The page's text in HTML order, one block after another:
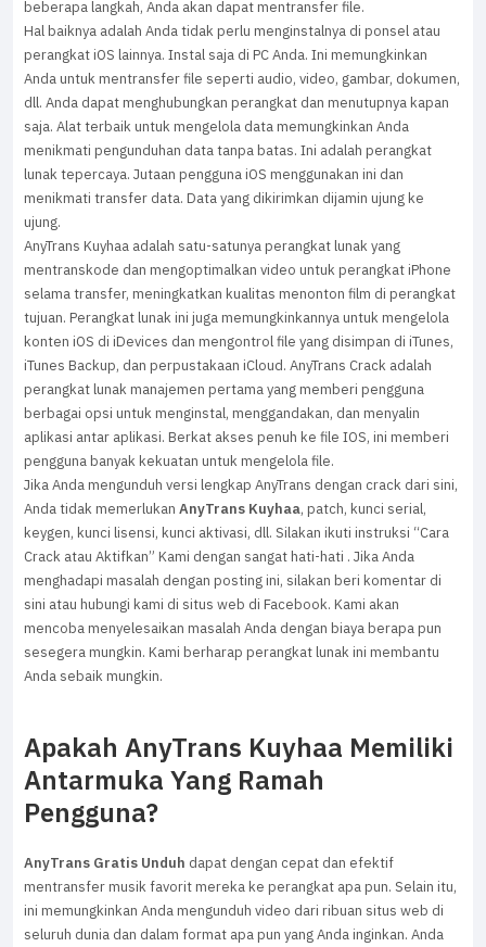
beberapa langkah, Anda akan dapat mentransfer file.
Hal baiknya adalah Anda tidak perlu menginstalnya di ponsel atau
perangkat iOS lainnya. Instal saja di PC Anda. Ini memungkinkan
Anda untuk mentransfer file seperti audio, video, gambar, dokumen,
dll. Anda dapat menghubungkan perangkat dan menutupnya kapan
saja. Alat terbaik untuk mengelola data memungkinkan Anda
menikmati pengunduhan data tanpa batas. Ini adalah perangkat
lunak tepercaya. Jutaan pengguna iOS menggunakan ini dan
menikmati transfer data. Data yang dikirimkan dijamin ujung ke
ujung.
AnyTrans Kuyhaa adalah satu-satunya perangkat lunak yang
mentranskode dan mengoptimalkan video untuk perangkat iPhone
selama transfer, meningkatkan kualitas menonton film di perangkat
tujuan. Perangkat lunak ini juga memungkinkannya untuk mengelola
konten iOS di iDevices dan mengontrol file yang disimpan di iTunes,
iTunes Backup, dan perpustakaan iCloud. AnyTrans Crack adalah
perangkat lunak manajemen pertama yang memberi pengguna
berbagai opsi untuk menginstal, menggandakan, dan menyalin
aplikasi antar aplikasi. Berkat akses penuh ke file IOS, ini memberi
pengguna banyak kekuatan untuk mengelola file.
Jika Anda mengunduh versi lengkap AnyTrans dengan crack dari sini,
Anda tidak memerlukan AnyTrans Kuyhaa, patch, kunci serial,
keygen, kunci lisensi, kunci aktivasi, dll. Silakan ikuti instruksi “Cara
Crack atau Aktifkan” Kami dengan sangat hati-hati . Jika Anda
menghadapi masalah dengan posting ini, silakan beri komentar di
sini atau hubungi kami di situs web di Facebook. Kami akan
mencoba menyelesaikan masalah Anda dengan biaya berapa pun
sesegera mungkin. Kami berharap perangkat lunak ini membantu
Anda sebaik mungkin.
Apakah AnyTrans Kuyhaa Memiliki
Antarmuka Yang Ramah
Pengguna?
AnyTrans Gratis Unduh dapat dengan cepat dan efektif
mentransfer musik favorit mereka ke perangkat apa pun. Selain itu,
ini memungkinkan Anda mengunduh video dari ribuan situs web di
seluruh dunia dan dalam format apa pun yang Anda inginkan. Anda